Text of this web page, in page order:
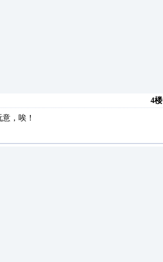
4楼
，唉！